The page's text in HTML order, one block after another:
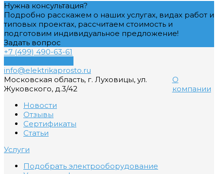
Нужна консультация?
Подробно расскажем о наших услугах, видах работ и
типовых проектах, рассчитаем стоимость и
подготовим индивидуальное предложение!
Задать вопрос
+7 (499) 490-63-61
info@elektrikaprosto.ru
Московская область, г. Луховицы, ул.
Жуковского, д.3/42
О
компании
Новости
Отзывы
Сертификаты
Статьи
Услуги
Подобрать электрооборудование